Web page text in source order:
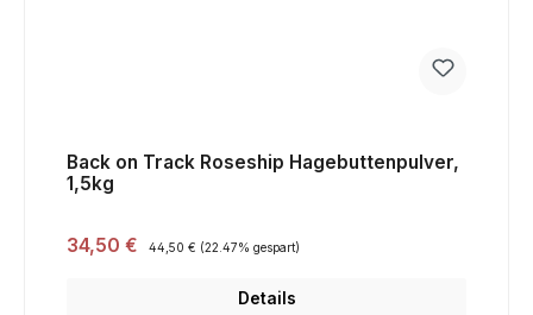
Back on Track Roseship Hagebuttenpulver,
1,5kg
Verkaufspreis:
34,50 € Regulärer Preis:
44,50 € (22.47% gespart)
Details